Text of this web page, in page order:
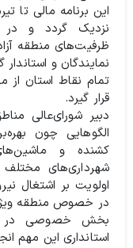
این برنامه مالی تا
نزدیک گردد و
ظرفیت‌های منطقه
نمایندگان و
تمام نقاط استان از
قرار گیرد.
دبیر شورای‌عالی
الگوهایی چون
کشنده و
شهرداری‌های
اولویت بر اشتغال
در خصوص منطقه
بخش خصوصی در
استانداری این مهم